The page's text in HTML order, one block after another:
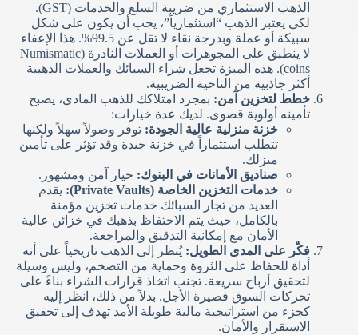
الذهب الاستثماري من ضريبة السلع والخدمات (GST).
لكي يعتبر الذهب “استثمارياً”، يجب أن يكون على شكل
سبيكة أو عملة وبدرجة نقاء لا تقل عن 99.5%. هذا الإعفاء
لا ينطبق على المجوهرات أو العملات النادرة (Numismatic
coins). هذه الميزة تجعل شراء السبائك والعملات الذهبية
أكثر جاذبية من الناحية الضريبية.
خطط لتخزين آمن: بمجرد امتلاكك للذهب المادي، يصبح
تأمينه أولوية قصوى. لديك عدة خيارات:
خزنة منزلية عالية الجودة: توفر وصولاً سهلاً ولكنها
تتطلب استثماراً في خزنة جيدة وقد تؤثر على تأمين
منزلك.
صناديق الأمانات في البنوك: خيار آمن ومشهور.
خدمات التخزين الخاصة (Private Vaults):
يقدم
العديد من تجار السبائك خدمات تخزين مؤمنة
بالكامل، حيث يتم الاحتفاظ بذهبك في خزائن عالية
الأمان مع إمكانية التدقيق والمراجعة.
فكّر على المدى الطويل: يُنظر إلى الذهب تاريخياً على أنه
أداة للحفاظ على الثروة وحماية من التضخم، وليس وسيلة
لتحقيق أرباح سريعة. تجنب اتخاذ قرارات الشراء بناءً على
تحركات السوق قصيرة الأجل. بدلاً من ذلك، انظر إليه
كجزء من استراتيجية مالية طويلة الأمد تهدف إلى تحقيق
الاستقرار والأمان.